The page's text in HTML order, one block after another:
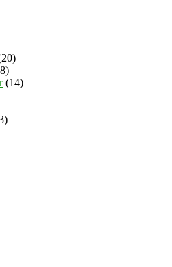
(14)